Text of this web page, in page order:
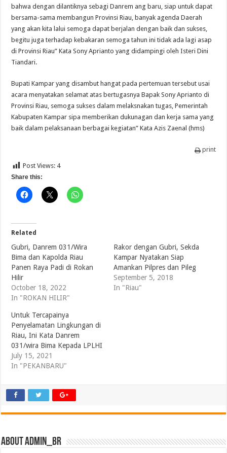
bahwa dengan dilantiknya sebagi Danrem ang baru, siap untuk dapat
bersama-sama membangun Provinsi Riau, banyak agenda Daerah
yang akan kita lalui semoga dapat berjalan dengan baik dan sukses,
begitu juga terhadap kebakaran semoga tahun ini tidak ada lagi asap
di Provinsi Riau” Kata Sony Aprianto yang didampingi oleh Isteri Dini
Tiandari.
Bupati Kampar yang disambut hangat pada pertemuan tersebut usai
acara menyatakan selamat atas bertugasnya Bapak Sony Aprianto di
Provinsi Riau, semoga sukses dalam melaksnakan tugas, Pemerintah
Kabupaten Kampar sipa memberikan dukunagan dan kerja sama yang
baik dalam pelaksanaan berbagai kegiatan” Kata Azis Zaenal (hms)
print
Post Views: 4
Share this:
Related
Gubri, Danrem 031/Wira
Bima dan Kapolda Riau
Panen Raya Padi di Rokan
Hilir
October 18, 2022
In "ROKAN HILIR"
Rakor dengan Gubri, Sekda
Kampar Nyatakan Siap
Amankan Pilpres dan Pileg
September 5, 2018
In "Riau"
Untuk Tercapainya
Penyelamatan Lingkungan di
Riau, Ini Kata Danrem
031/wira Bima Kepada LPLHI
July 15, 2021
In "PEKANBARU"
About admin_br